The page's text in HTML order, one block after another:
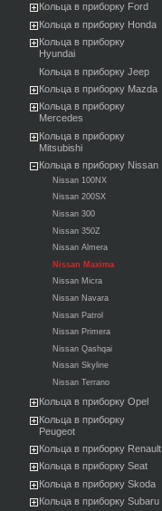
Кольца в приборку Ford
Кольца в приборку Honda
Кольца в приборку
Hyundai
Кольца в приборку Jeep
Кольца в приборку Mazda
Кольца в приборку
Mercedes
Кольца в приборку
Mitsubishi
Кольца в приборку Nissan
Nissan 100NX
Nissan 200SX
Nissan 300
Nissan 350Z
Nissan Almera
Nissan Maxima
Nissan Micra
Nissan Navara
Nissan Patrol
Nissan Primera
Nissan Qashqai
Nissan Skyline
Nissan Terrano
Кольца в приборку Opel
Кольца в приборку
Peugeot
Кольца в приборку Renault
Кольца в приборку Seat
Кольца в приборку Skoda
Кольца в приборку Subaru